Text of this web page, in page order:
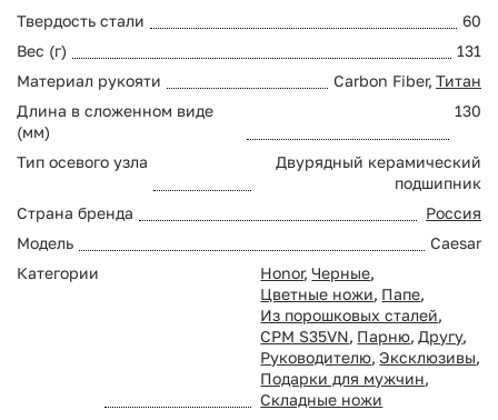
Твердость стали
60
Вес (г)
131
Материал рукояти
Carbon Fiber, Титан
Длина в сложенном виде
(мм)
130
Тип осевого узла
Двурядный керамический
подшипник
Страна бренда
Россия
Модель
Caesar
Категории
Honor, Черные,
Цветные ножи, Папе,
Из порошковых сталей,
CPM S35VN, Парню, Другу,
Руководителю, Эксклюзивы,
Подарки для мужчин,
Складные ножи